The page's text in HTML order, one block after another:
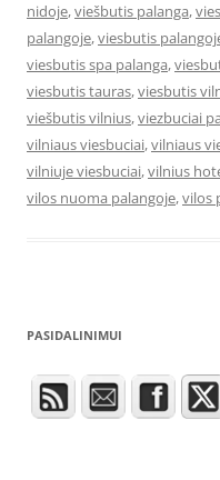
nidoje,viešbutis palanga,
palangoje,viesbutis
viesbutis spa palanga,
viesbutis tauras,viesbutis
viešbutis vilnius,viezbuciai
vilniaus viesbuciai,vilniaus
vilniuje viesbuciai,vilnius
vilos nuoma palangoje,vilos
PASIDALINIMUI